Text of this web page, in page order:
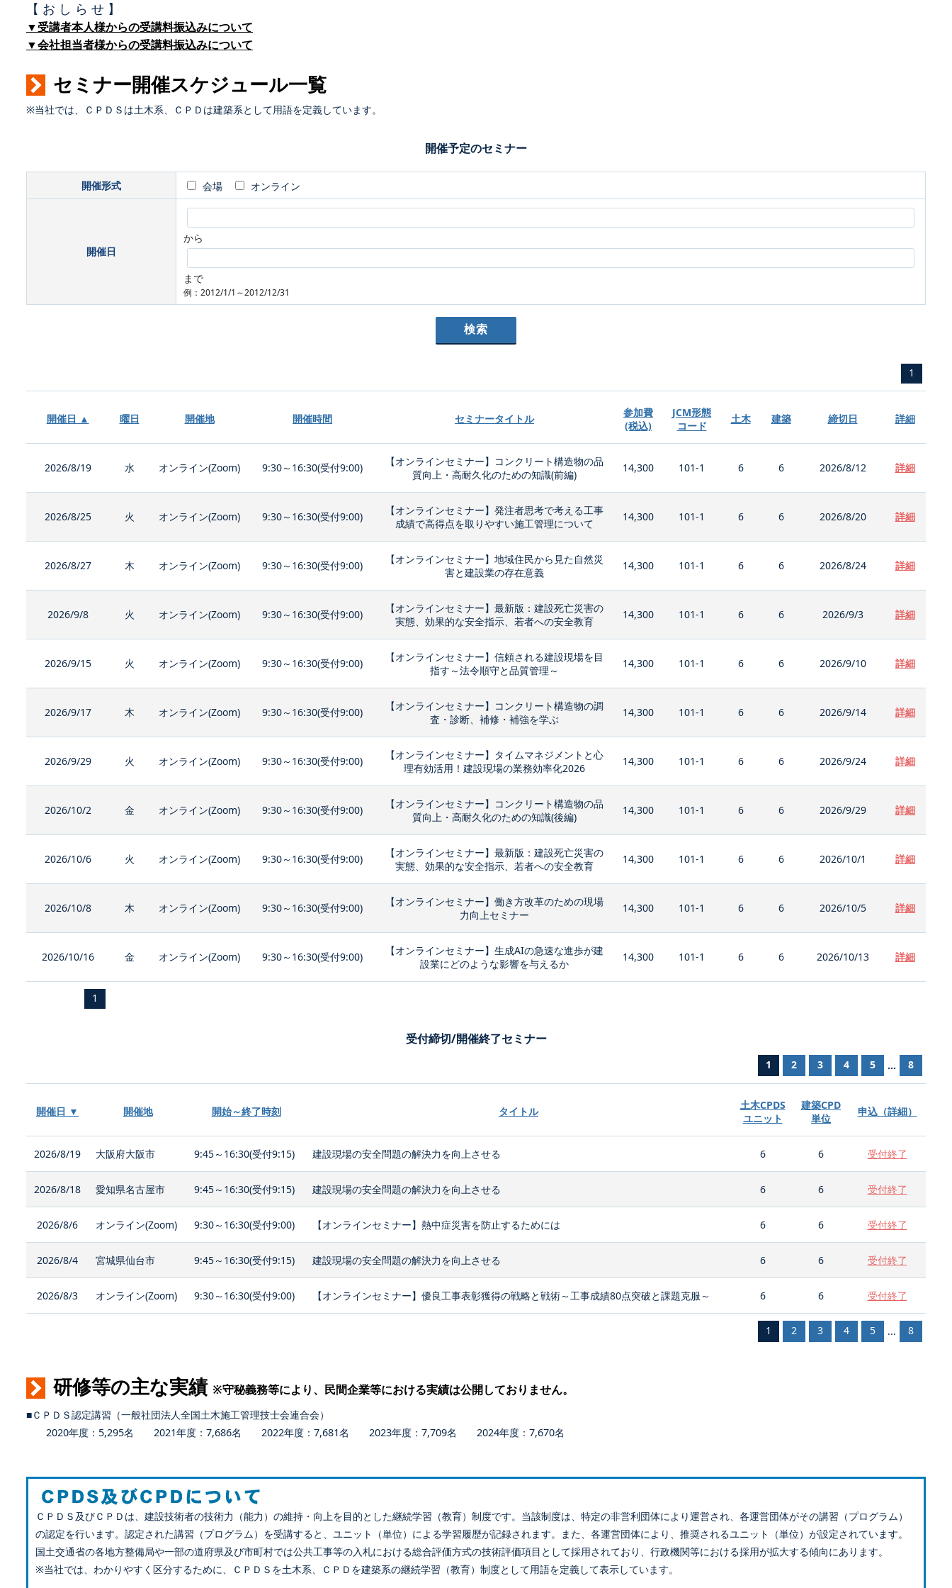
【 お し ら せ 】
▼受講者本人様からの受講料振込みについて
▼会社担当者様からの受講料振込みについて
セミナー開催スケジュール一覧
※当社では、ＣＰＤＳは土木系、ＣＰＤは建築系として用語を定義しています。
開催予定のセミナー
開催形式 会場 オンライン
開催日
から
まで
例：2012/1/1～2012/12/31
1
開催日 ▲ 曜日 開催地 開催時間 セミナータイトル
参加費
(税込)
JCM形態
コード
土木 建築 締切日 詳細
2026/8/19 水 オンライン(Zoom) 9:30～16:30(受付9:00)
【オンラインセミナー】コンクリート構造物の品
質向上・高耐久化のための知識(前編)
14,300 101-1 6 6 2026/8/12 詳細
2026/8/25 火 オンライン(Zoom) 9:30～16:30(受付9:00)
【オンラインセミナー】発注者思考で考える工事
成績で高得点を取りやすい施工管理について
14,300 101-1 6 6 2026/8/20 詳細
2026/8/27 木 オンライン(Zoom) 9:30～16:30(受付9:00)
【オンラインセミナー】地域住民から見た自然災
害と建設業の存在意義
14,300 101-1 6 6 2026/8/24 詳細
2026/9/8 火 オンライン(Zoom) 9:30～16:30(受付9:00)
【オンラインセミナー】最新版：建設死亡災害の
実態、効果的な安全指示、若者への安全教育
14,300 101-1 6 6 2026/9/3 詳細
2026/9/15 火 オンライン(Zoom) 9:30～16:30(受付9:00)
【オンラインセミナー】信頼される建設現場を目
指す～法令順守と品質管理～
14,300 101-1 6 6 2026/9/10 詳細
2026/9/17 木 オンライン(Zoom) 9:30～16:30(受付9:00)
【オンラインセミナー】コンクリート構造物の調
査・診断、補修・補強を学ぶ
14,300 101-1 6 6 2026/9/14 詳細
2026/9/29 火 オンライン(Zoom) 9:30～16:30(受付9:00)
【オンラインセミナー】タイムマネジメントと心
理有効活用！建設現場の業務効率化2026
14,300 101-1 6 6 2026/9/24 詳細
2026/10/2 金 オンライン(Zoom) 9:30～16:30(受付9:00)
【オンラインセミナー】コンクリート構造物の品
質向上・高耐久化のための知識(後編)
14,300 101-1 6 6 2026/9/29 詳細
2026/10/6 火 オンライン(Zoom) 9:30～16:30(受付9:00)
【オンラインセミナー】最新版：建設死亡災害の
実態、効果的な安全指示、若者への安全教育
14,300 101-1 6 6 2026/10/1 詳細
2026/10/8 木 オンライン(Zoom) 9:30～16:30(受付9:00)
【オンラインセミナー】働き方改革のための現場
力向上セミナー
14,300 101-1 6 6 2026/10/5 詳細
2026/10/16 金 オンライン(Zoom) 9:30～16:30(受付9:00)
【オンラインセミナー】生成AIの急速な進歩が建
設業にどのような影響を与えるか
14,300 101-1 6 6 2026/10/13 詳細
1
受付締切/開催終了セミナー
1 2 3 4 5 ... 8
開催日 ▼ 開催地 開始～終了時刻 タイトル
土木CPDS
ユニット
建築CPD
単位
申込（詳細）
2026/8/19 大阪府大阪市 9:45～16:30(受付9:15) 建設現場の安全問題の解決力を向上させる 6 6 受付終了
2026/8/18 愛知県名古屋市 9:45～16:30(受付9:15) 建設現場の安全問題の解決力を向上させる 6 6 受付終了
2026/8/6 オンライン(Zoom) 9:30～16:30(受付9:00) 【オンラインセミナー】熱中症災害を防止するためには 6 6 受付終了
2026/8/4 宮城県仙台市 9:45～16:30(受付9:15) 建設現場の安全問題の解決力を向上させる 6 6 受付終了
2026/8/3 オンライン(Zoom) 9:30～16:30(受付9:00) 【オンラインセミナー】優良工事表彰獲得の戦略と戦術～工事成績80点突破と課題克服～ 6 6 受付終了
1 2 3 4 5 ... 8
研修等の主な実績 ※守秘義務等により、民間企業等における実績は公開しておりません。
■ＣＰＤＳ認定講習（一般社団法人全国土木施工管理技士会連合会）
2020年度：5,295名 2021年度：7,686名 2022年度：7,681名 2023年度：7,709名 2024年度：7,670名
ＣＰＤＳ及びＣＰＤは、建設技術者の技術力（能力）の維持・向上を目的とした継続学習（教育）制度です。当該制度は、特定の非営利団体により運営され、各運営団体がその講習（プログラム）
の認定を行います。認定された講習（プログラム）を受講すると、ユニット（単位）による学習履歴が記録されます。また、各運営団体により、推奨されるユニット（単位）が設定されています。
国土交通省の各地方整備局や一部の道府県及び市町村では公共工事等の入札における総合評価方式の技術評価項目として採用されており、行政機関等における採用が拡大する傾向にあります。
※当社では、わかりやすく区分するために、ＣＰＤＳを土木系、ＣＰＤを建築系の継続学習（教育）制度として用語を定義して表示しています。